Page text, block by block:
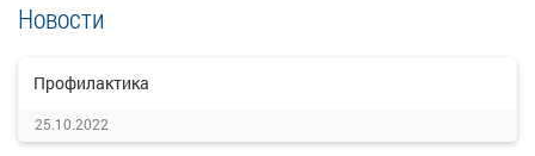
Новости
Профилактика
25.10.2022